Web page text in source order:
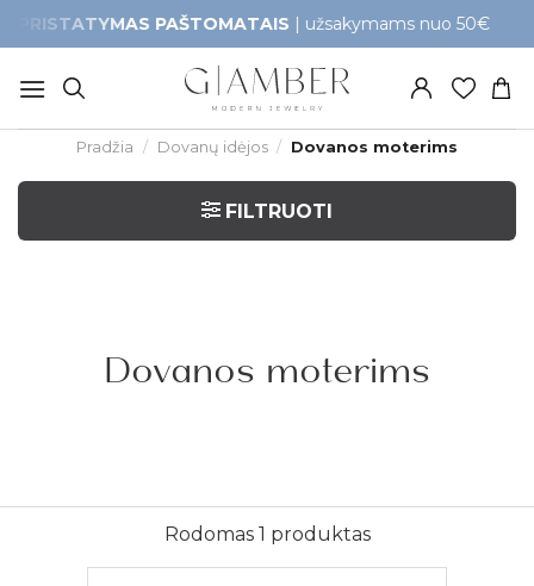
to
content
PAŠTOMATAIS| užsakymams nuo 50€
Pradžia / Dovanų idėjos / Dovanos moterims
FILTRUOTI
Dovanos moterims
Rodomas 1 produktas